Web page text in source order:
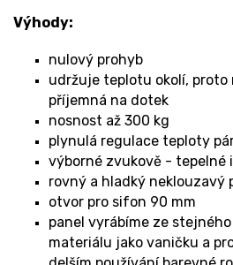
Výhody:
nulový prohyb
udržuje teplotu okolí, proto
příjemná na dotek
nosnost až 300 kg
plynulá regulace teploty
výborné zvukově - tepelné
rovný a hladký neklouzavý
otvor pro sifon 90 mm
panel vyrábíme ze
materiálu jako vaničku a